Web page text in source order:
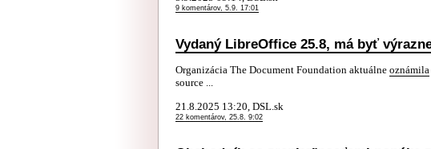
9 komentárov, 5.9. 17:01
Vydaný LibreOffice 25.8, má byť
Organizácia The Document Foundation aktuálne oznámila
source ...
21.8.2025 13:20, DSL.sk
22 komentárov, 25.8. 9:02